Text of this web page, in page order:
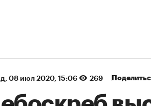
⁠, 08 июл 2020, 15:06 269